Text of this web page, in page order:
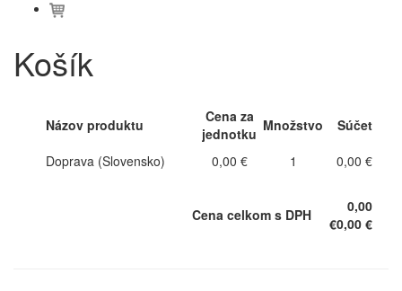
Košík
Názov produktu
Cena za
jednotku Množstvo
Súčet
Doprava (Slovensko)
0,00 € 1 0,00 €
Cena celkom s DPH
0,00
€0,00 €